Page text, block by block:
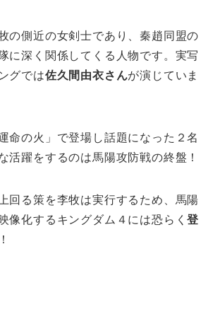
の側近の女剣士であり、秦趙同盟の
に深く関係してくる人物です。実写
グでは佐久間由衣さんが演じていま
命の火」で登場し話題になった２名
活躍をするのは馬陽攻防戦の終盤！
回る策を李牧は実行するため、馬陽
像化するキングダム４には恐らく登